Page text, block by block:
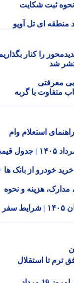
ثبت شکایت
ای تل آویو
را کنار بگذاریم
شد
با گربه
استعلام وام
قیمت خودروهای داخلی امروز دوشنبه ۱۹ مرداد ۱۴۰۵ | جدول قیمت
خرید خودرو از بانک ها +
۱۴۰۵؛ شرایط، مدارک، هزینه و نحوه
ثبت نام سفرهای رایگان بازنشستگان تابستان ۱۴۰۵ | شرایط سفر
تا استقلال